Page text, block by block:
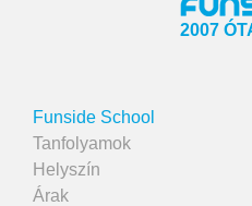
2007
Funside School
Tanfolyamok
Helyszín
Árak